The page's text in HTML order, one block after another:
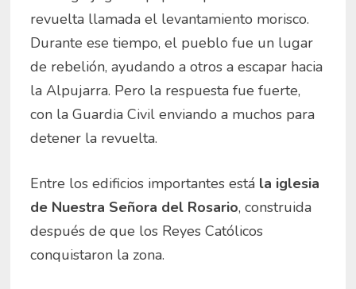
revuelta llamada el levantamiento morisco.
Durante ese tiempo, el pueblo fue un lugar
de rebelión, ayudando a otros a escapar hacia
la Alpujarra. Pero la respuesta fue fuerte,
con la Guardia Civil enviando a muchos para
detener la revuelta.
Entre los edificios importantes está la iglesia
de Nuestra Señora del Rosario, construida
después de que los Reyes Católicos
conquistaron la zona.